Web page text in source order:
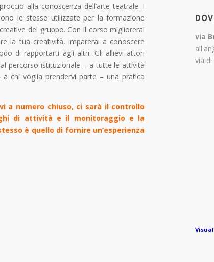
alla conoscenza dell’arte teatrale. I
le stesse utilizzate per la formazione
del gruppo. Con il corso migliorerai
la tua creatività, imparerai a conoscere
di rapportarti agli altri. Gli allievi attori
percorso istituzionale – a tutte le attività
chi voglia prendervi parte – una pratica
numero chiuso, ci sarà il controllo
di attività e il monitoraggio e la
è quello di fornire un’esperienza
via
via